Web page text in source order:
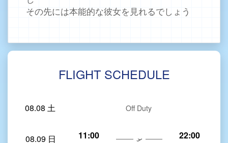
その先には本能的な彼女を見れるでしょう
FLIGHT SCHEDULE
08.08 土 Off Duty
08.09 日 11:00 22:00